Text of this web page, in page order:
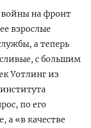
войны на фронт
взрослые
а теперь
с большим
Уотлинг из
по его
а «в качестве